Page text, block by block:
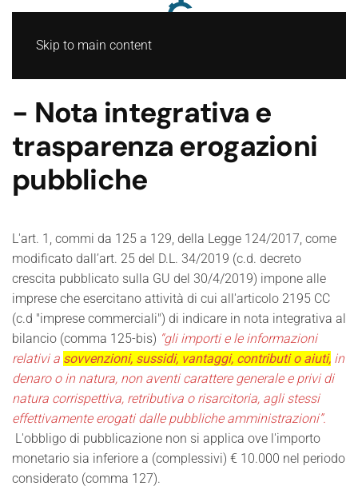
Skip to main content
- Nota integrativa e
trasparenza erogazioni
pubbliche
L'art. 1, commi da 125 a 129, della Legge 124/2017, come
modificato dall’art. 25 del D.L. 34/2019 (c.d. decreto
crescita pubblicato sulla GU del 30/4/2019) impone alle
imprese che esercitano attività di cui all'articolo 2195 CC
(c.d "imprese commerciali") di indicare in nota integrativa al
bilancio (comma 125-bis) “gli importi e le informazioni
relativi a sovvenzioni, sussidi, vantaggi, contributi o aiuti, in
denaro o in natura, non aventi carattere generale e privi di
natura corrispettiva, retributiva o risarcitoria, agli stessi
effettivamente erogati dalle pubbliche amministrazioni”.
L'obbligo di pubblicazione non si applica ove l'importo
monetario sia inferiore a (complessivi) € 10.000 nel periodo
considerato (comma 127).